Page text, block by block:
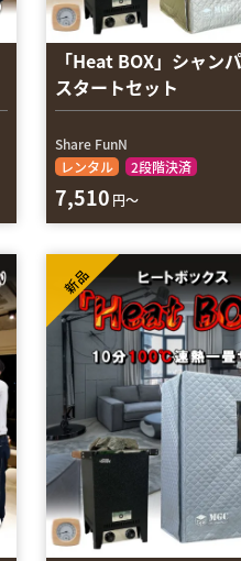
「Heat BOX」シャン
スタートセット
Share FunN
レンタル
2段階決済
7,510 円～
新品